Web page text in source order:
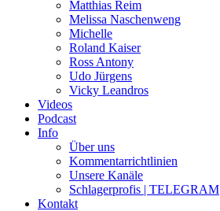
Matthias Reim
Melissa Naschenweng
Michelle
Roland Kaiser
Ross Antony
Udo Jürgens
Vicky Leandros
Videos
Podcast
Info
Über uns
Kommentarrichtlinien
Unsere Kanäle
Schlagerprofis | TELEGRAM
Kontakt